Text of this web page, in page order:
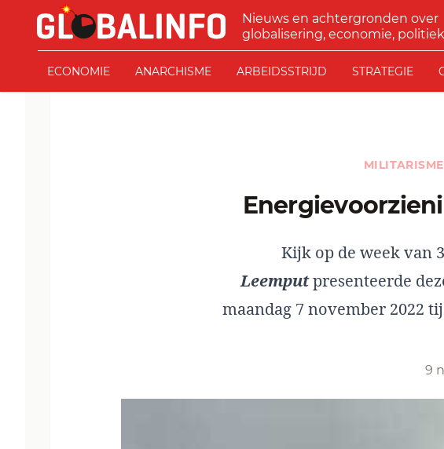
Ga naar de inhoud
GLOBALINFO
Nieuws en achtergronden over
globalisering, economie,
ECONOMIE ANARCHISME ARBEIDSSTRIJD STRATEGIE
MILITARISME
Kijk op de week van
Leemputpresenteerde
maandag 7 november 2022
9